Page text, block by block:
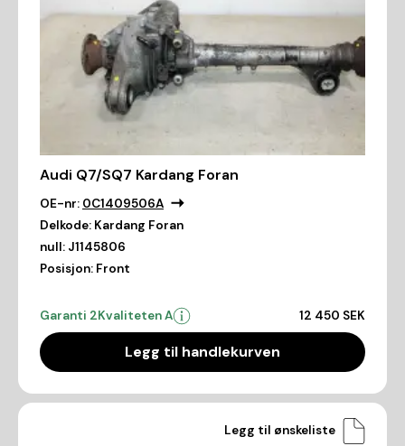
Audi Q7/SQ7 Kardang Foran
OE-nr: 0C1409506A
Delkode: Kardang Foran
null: J1145806
Posisjon: Front
Garanti 2Kvaliteten A 12 450 SEK
Legg til handlekurven
Legg til ønskeliste